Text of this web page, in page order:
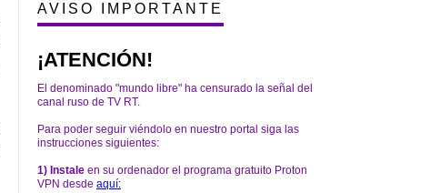
AVISO IMPORTANTE
¡ATENCIÓN!
El denominado "mundo libre" ha censurado la señal del
canal ruso de TV RT.
Para poder seguir viéndolo en nuestro portal siga las
instrucciones siguientes:
1) Instale en su ordenador el programa gratuito Proton
VPN desde aquí: